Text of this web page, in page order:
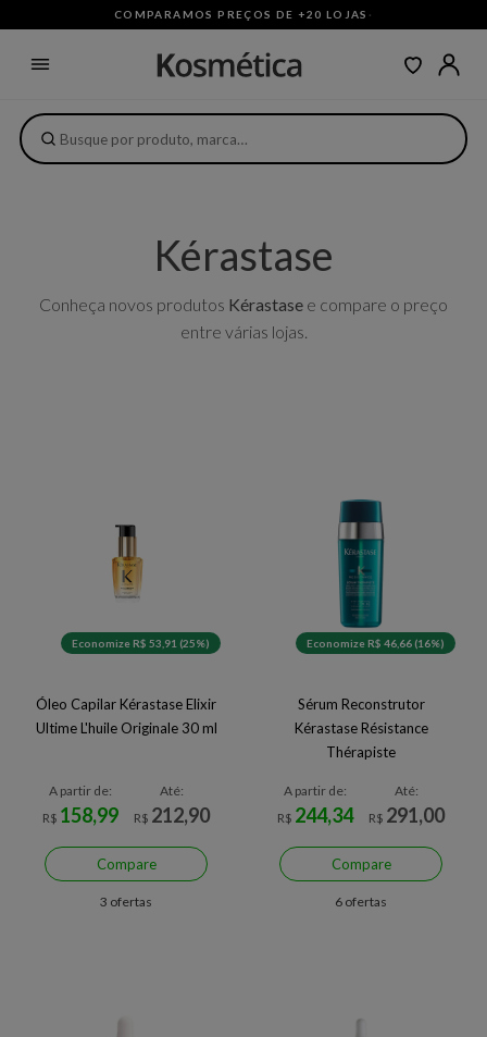
COMPARAMOS PREÇOS DE +20 LOJAS ·
Kérastase
Conheça novos produtos Kérastase e compare o preço
entre várias lojas.
Economize R$ 53,91 (25%)
Óleo Capilar Kérastase Elixir
Ultime L'huile Originale 30 ml
A partir de:
R$ 158,99
Até:
R$ 212,90
Compare
3 ofertas
Economize R$ 46,66 (16%)
Sérum Reconstrutor
Kérastase Résistance
Thérapiste
A partir de:
R$ 244,34
Até:
R$ 291,00
Compare
6 ofertas